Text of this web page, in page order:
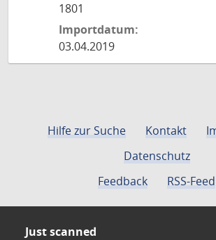
1801
Importdatum:
03.04.2019
Hilfe zur Suche Kontakt
Datenschutz
Feedback
RSS-Feed
Just scanned